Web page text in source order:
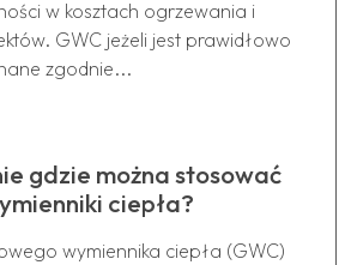
w kosztach ogrzewania i
GWC jeżeli jest prawidłowo
zgodnie...
gdzie można stosować
ciepła?
wymiennika ciepła (GWC)